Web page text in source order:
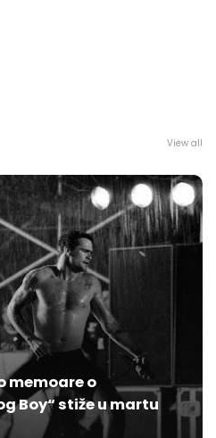
View all
memoare o
Boy“ stiže u martu